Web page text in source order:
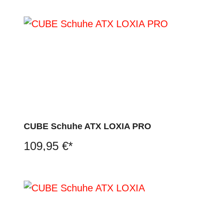
CUBE Schuhe ATX LOXIA PRO
109,95 €*